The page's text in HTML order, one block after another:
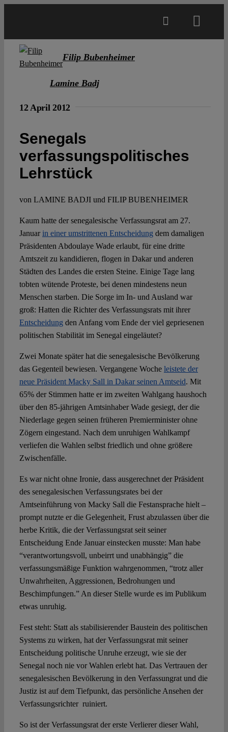
Open Access
Spotlight
Filip Bubenheimer
Lamine Badj
12 April 2012
Senegals
verfassungspolitisches
Lehrstück
von LAMINE BADJI und FILIP BUBENHEIMER
Kaum hatte der senegalesische Verfassungsrat am 27.
Januar in einer umstrittenen Entscheidung dem damaligen
Präsidenten Abdoulaye Wade erlaubt, für eine dritte
Amtszeit zu kandidieren, flogen in Dakar und anderen
Städten des Landes die ersten Steine. Einige Tage lang
tobten wütende Proteste, bei denen mindestens neun
Menschen starben. Die Sorge im In- und Ausland war
groß: Hatten die Richter des Verfassungsrats mit ihrer
Entscheidung den Anfang vom Ende der viel gepriesenen
politischen Stabilität im Senegal eingeläutet?
Zwei Monate später hat die senegalesische Bevölkerung
das Gegenteil bewiesen. Vergangene Woche leistete der
neue Präsident Macky Sall in Dakar seinen Amtseid. Mit
65% der Stimmen hatte er im zweiten Wahlgang haushoch
über den 85-jährigen Amtsinhaber Wade gesiegt, der die
Niederlage gegen seinen früheren Premierminister ohne
Zögern eingestand. Nach dem unruhigen Wahlkampf
verliefen die Wahlen selbst friedlich und ohne größere
Zwischenfälle.
Es war nicht ohne Ironie, dass ausgerechnet der Präsident
des senegalesischen Verfassungsrates bei der
Amtseinführung von Macky Sall die Festansprache hielt –
prompt nutzte er die Gelegenheit, Frust abzulassen über die
herbe Kritik, die der Verfassungsrat seit seiner
Entscheidung Ende Januar einstecken musste: Man habe
“verantwortungsvoll, unbeirrt und unabhängig” die
verfassungsmäßige Funktion wahrgenommen, “trotz aller
Unwahrheiten, Aggressionen, Bedrohungen und
Beschimpfungen.” An dieser Stelle wurde es im Publikum
etwas unruhig.
Fest steht: Statt als stabilisierender Baustein des politischen
Systems zu wirken, hat der Verfassungsrat mit seiner
Entscheidung politische Unruhe erzeugt, wie sie der
Senegal noch nie vor Wahlen erlebt hat. Das Vertrauen der
senegalesischen Bevölkerung in den Verfassungrat und die
Justiz ist auf dem Tiefpunkt, das persönliche Ansehen der
Verfassungsrichter ruiniert.
So ist der Verfassungsrat der erste Verlierer dieser Wahl,